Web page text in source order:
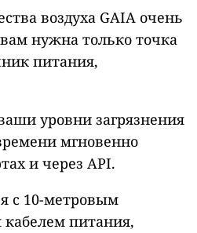
воздуха GAIA очень
нужна только точка
питания,
уровни загрязнения
мгновенно
и через API.
с 10-метровым
питания,